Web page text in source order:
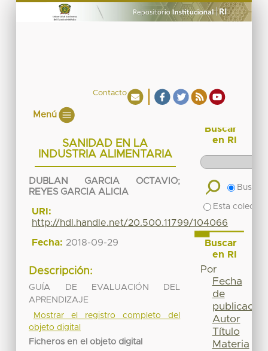
Contacto
Menú
SANIDAD EN LA
INDUSTRIA ALIMENTARIA
DUBLAN GARCIA OCTAVIO;
REYES GARCIA ALICIA
URI:
http://hdl.handle.net/20.500.11799/104066
Fecha: 2018-09-29
Descripción:
GUÍA DE EVALUACIÓN DEL
APRENDIZAJE
Mostrar el registro completo del
objeto digital
Ficheros en el objeto digital
Buscar
en RI
Buscar
Esta
Buscar
en RI
Por
Fecha
de
publicación
Autor
Título
Materia